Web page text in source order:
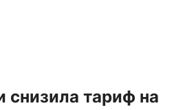
снизила тариф на